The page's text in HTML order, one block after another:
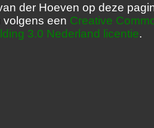
der Hoeven op deze
volgens een Creative
3.0 Nederland licentie.